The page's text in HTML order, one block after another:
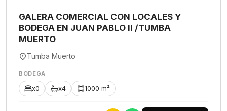
GALERA COMERCIAL CON LOCALES Y
BODEGA EN JUAN PABLO II /TUMBA
MUERTO
Tumba Muerto
BODEGA
x0 x4 1000 m²